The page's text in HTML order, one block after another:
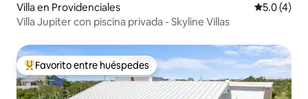
Villa en Providenciales
5.0 (4)
Villa Jupiter con piscina privada - Skyline Villas
De los mejores en Favorito entre huéspedes
Favorito entre huéspedes